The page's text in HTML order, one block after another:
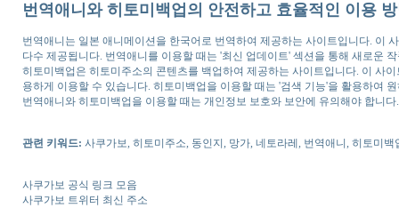
번역애니와 히토미백업의 안전하고 효율적인 이용
번역애니는 일본 애니메이션을 한국어로 번역하여 제공하는 사이트입니다. 이
다수 제공됩니다. 번역애니를 이용할 때는 '최신 업데이트' 섹션을 통해 새로운
히토미백업은 히토미주소의 콘텐츠를 백업하여 제공하는 사이트입니다. 이 사
용하게 이용할 수 있습니다. 히토미백업을 이용할 때는 '검색 기능'을 활용하여
번역애니와 히토미백업을 이용할 때는 개인정보 보호와 보안에 유의해야 합니
관련 키워드: 사쿠가보, 히토미주소, 동인지, 망가, 네토라레, 번역애니, 히토미백
사쿠가보 공식 링크 모음
사쿠가보 트위터 최신 주소